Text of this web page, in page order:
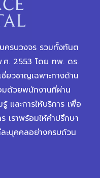
ครบวงจร รวมทั้งทันต
. 2553 โดย ทพ. ดร.
วชาญเฉพาะทางด้าน
มด้วยพนักงานที่ผ่าน
และการให้บริการ เพื่อ
เราพร้อมให้คำปรึกษา
ะบุคคลอย่างครบถ้วน